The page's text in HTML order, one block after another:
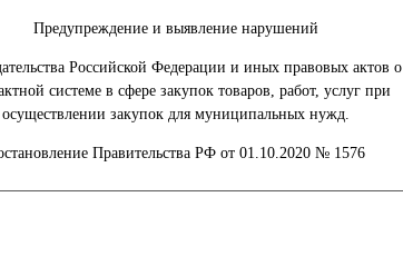
Предупреждение и выявление нарушений
Российской Федерации и иных правовых актов о
системе в сфере закупок товаров, работ, услуг при
осуществлении закупок для муниципальных нужд.
Правительства РФ от 01.10.2020 № 1576